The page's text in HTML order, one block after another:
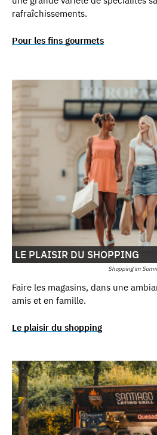
rafraîchissements.
Pour les fins gourmets
Shopping im
LE PLAISIR DU SHOPPING
Faire les magasins, dans une
amis et en famille.
Le plaisir du shopping